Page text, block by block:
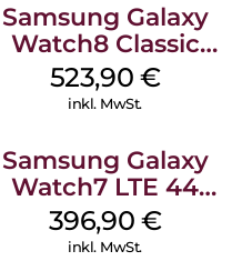
Samsung Galaxy
Watch8 Classic
Black
523,90 €
inkl. MwSt.
Samsung Galaxy
Watch7 LTE 44
mm Green
396,90 €
inkl. MwSt.